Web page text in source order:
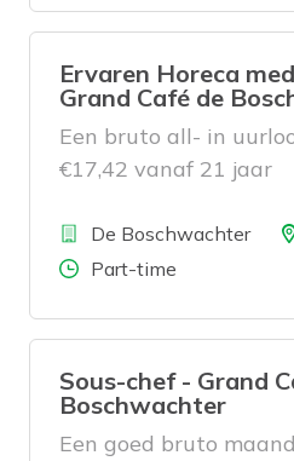
Ervaren Horeca
Grand Café de
Een bruto all- in
€17,42 vanaf 21 jaar
BedrijfDe Boschwachter
Aantal uren
Part-time
Sous-chef - Grand
Boschwachter
Een goed bruto